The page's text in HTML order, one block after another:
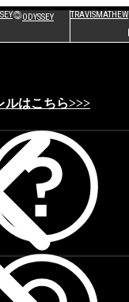
ODYSSEY TRAVISMATHEW
ルはこちら>>>